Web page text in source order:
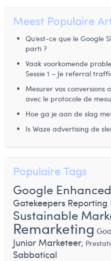
Jonas Geiregat
Justine Cremer
Laura Rooseleer
Laura Verhelst
Lena Pignoloni
Leonard Dierickx
Lisa Protin
Lore Fierens
Lotte Vranckx
Louis Nassogne
Lucas Taels
Meest Populaire
Qu’est-ce que le Google
parti ?
Vaak voorkomende
Sessie 1 – Je referral
Mesurer vos conversions
avec le protocole de
Hoe ga je aan de slag
Is Waze advertising de
Populaire Tags
Google
Gatekeepers Reporting
Sustainable
Remarketing
Junior Marketeer,
Sabbatical